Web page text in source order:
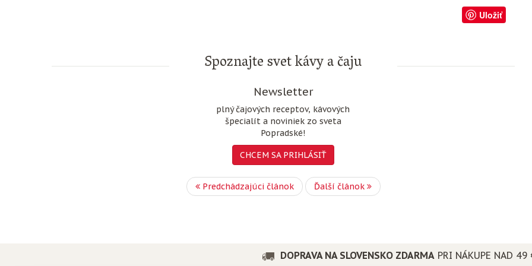
Uložiť
Spoznajte svet kávy a čaju
Newsletter
plný čajových receptov, kávových
špecialít a noviniek zo sveta
Popradské!
CHCEM SA PRIHLÁSIŤ
Predchádzajúci článok Ďalší článok
DOPRAVA NA SLOVENSKO ZDARMAPRI NÁKUPE NAD 49